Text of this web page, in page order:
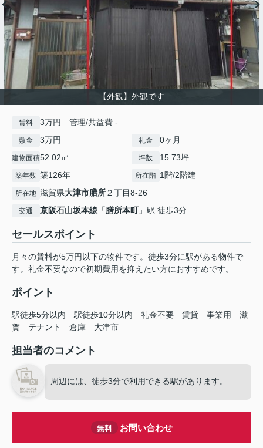
【外観】外観です
賃料 3万円 管理/共益費 -
敷金 3万円 礼金 0ヶ月
建物面積52.02㎡ 坪数 15.73坪
築年数 築126年 所在階 1階/2階建
所在地 滋賀県大津市膳所２丁目8-26
交通 京阪石山坂本線 「膳所本町」駅 徒歩3分
セールスポイント
月々の賃料が5万円以下の物件です。徒歩3分に駅がある物件で
す。礼金不要なので初期費用を抑えたい方におすすめです。
ポイント
駅徒歩5分以内 駅徒歩10分以内 礼金不要 賃貸 事業用
滋
賀
テナント 倉庫 大津市
担当者のコメント
周辺には、徒歩3分で利用できる駅があります。
無料 お問い合わせ